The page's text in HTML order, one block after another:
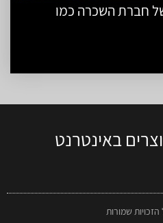
חברת השכרה כמו
באינטרנט